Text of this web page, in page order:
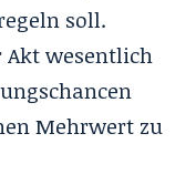
soll.
Akt wesentlich
Mehrwert zu